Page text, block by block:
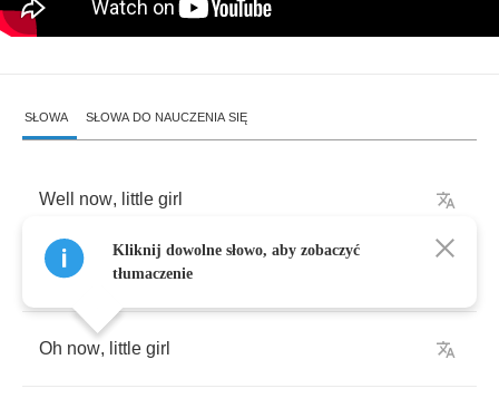
SŁOWA SŁOWA DO NAUCZENIA SIĘ
Well now, little girl
You hurt me,so
Oh now, little girl
Kliknij dowolne słowo, aby zobaczyć
tłumaczenie